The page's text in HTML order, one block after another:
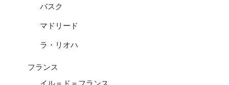
バスク
マドリード
ラ・リオハ
フランス
イル＝ド＝フランス